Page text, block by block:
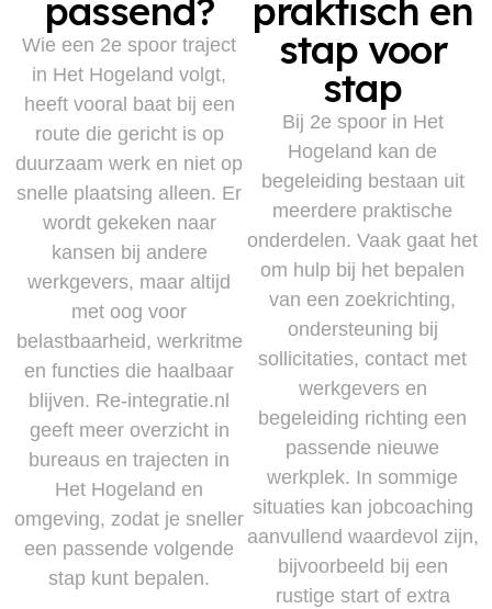
passend?
Wie een 2e spoor traject
in Het Hogeland volgt,
heeft vooral baat bij een
route die gericht is op
duurzaam werk en niet op
snelle plaatsing alleen. Er
wordt gekeken naar
kansen bij andere
werkgevers, maar altijd
met oog voor
belastbaarheid, werkritme
en functies die haalbaar
blijven. Re-integratie.nl
geeft meer overzicht in
bureaus en trajecten in
Het Hogeland en
omgeving, zodat je sneller
een passende volgende
stap kunt bepalen.
praktisch en
stap voor
stap
Bij 2e spoor in Het
Hogeland kan de
begeleiding bestaan uit
meerdere praktische
onderdelen. Vaak gaat het
om hulp bij het bepalen
van een zoekrichting,
ondersteuning bij
sollicitaties, contact met
werkgevers en
begeleiding richting een
passende nieuwe
werkplek. In sommige
situaties kan jobcoaching
aanvullend waardevol zijn,
bijvoorbeeld bij een
rustige start of extra